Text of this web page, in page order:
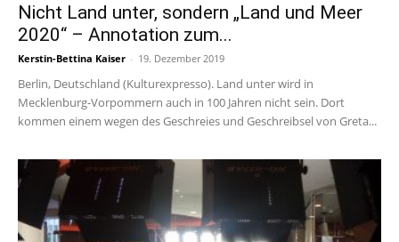
Nicht Land unter, sondern „Land und Meer
2020“ – Annotation zum...
Kerstin-Bettina Kaiser - 19. Dezember 2019
Berlin, Deutschland (Kulturexpresso). Land unter wird in
Mecklenburg-Vorpommern auch in 100 Jahren nicht sein. Dort
kommen einem wegen des Geschreies und Geschreibsel von Greta...